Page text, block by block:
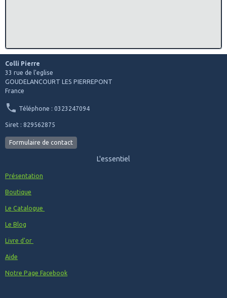
Colli Pierre
33 rue de l'eglise
GOUDELANCOURT LES PIERREPONT
France
Téléphone : 0323247094
Siret : 829562875
Formulaire de contact
L'essentiel
Présentation
Boutique
Le Catalogue
Le Blog
Livre d'or
Aide
Notre Page Facebook